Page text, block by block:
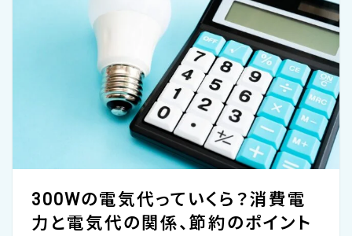
300Wの電気代っていくら？消費電
力と電気代の関係、節約のポイント